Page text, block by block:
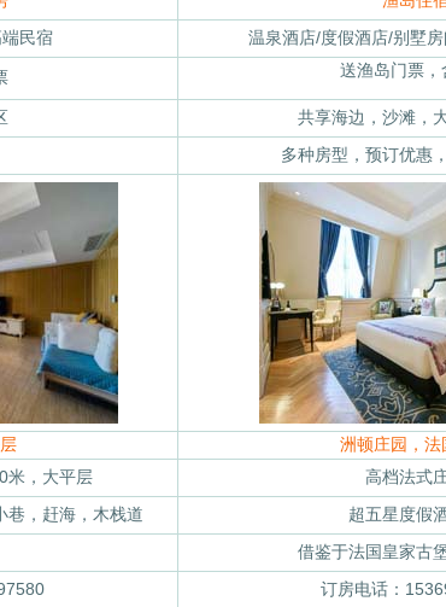
民宿
温泉酒店/度假酒店/别墅
送渔岛门票，
共享海边，沙滩，
多种房型，预订优惠
洲顿庄园，法
米，大平层
高档法式
巷，赶海，木栈道
超五星度假酒
借鉴于法国皇家古
订房电话：